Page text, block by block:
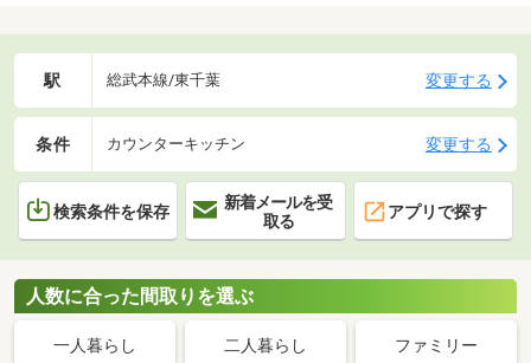
駅 総武本線/東千葉 変更する
条件 カウンターキッチン 変更する
検索条件を保存
新着メールを受
取る
アプリで探す
人数に合った間取りを選ぶ
一人暮らし 二人暮らし ファミリー